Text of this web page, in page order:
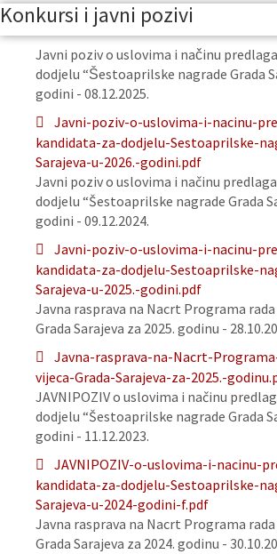
Konkursi i javni pozivi
Javni poziv o uslovima i načinu
dodjelu “Šestoaprilske nagrade Grada
godini - 08.12.2025.
Javni-poziv-o-uslovima-i-nacinu-
kandidata-za-dodjelu-Sestoaprilske-
Sarajeva-u-2026.-godini.pdf
Javni poziv o uslovima i načinu
dodjelu “Šestoaprilske nagrade Grada
godini - 09.12.2024.
Javni-poziv-o-uslovima-i-nacinu-
kandidata-za-dodjelu-Sestoaprilske-
Sarajeva-u-2025.-godini.pdf
Javna rasprava na Nacrt Programa
Grada Sarajeva za 2025. godinu -
Javna-rasprava-na-Nacrt-
vijeca-Grada-Sarajeva-za-2025.-
JAVNIPOZIV o uslovima i načinu
dodjelu “Šestoaprilske nagrade Grada
godini - 11.12.2023.
JAVNIPOZIV-o-uslovima-i-nacinu-
kandidata-za-dodjelu-Sestoaprilske-
Sarajeva-u-2024-godini-f.pdf
Javna rasprava na Nacrt Programa
Grada Sarajeva za 2024. godinu -